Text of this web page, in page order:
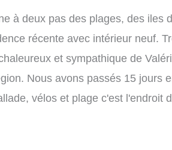
à deux pas des plages, des iles
récente avec intérieur neuf.
et sympathique de
Nous avons passés 15 jours
vélos et plage c'est l'endroit